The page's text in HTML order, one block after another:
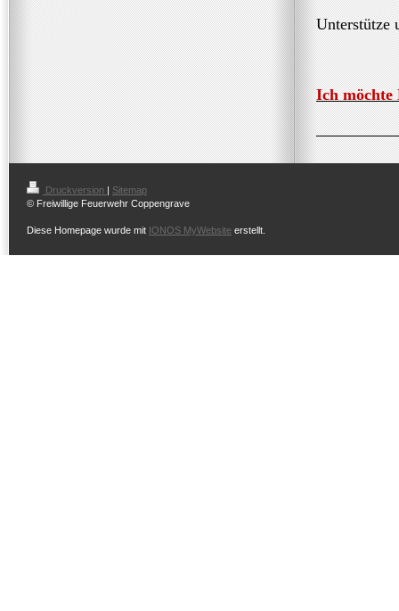
Unterstütze
Ich
Druckversion | Sitemap
© Freiwillige Feuerwehr Coppengrave
Diese Homepage wurde mit IONOS MyWebsite erstellt.